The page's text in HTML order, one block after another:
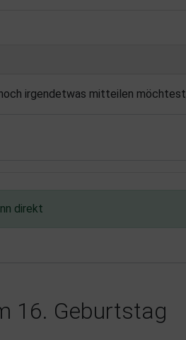
irgendetwas mitteilen
direkt
16. Geburtstag